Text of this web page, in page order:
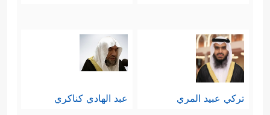
تركي عبيد المري عبد الهادي كناكري